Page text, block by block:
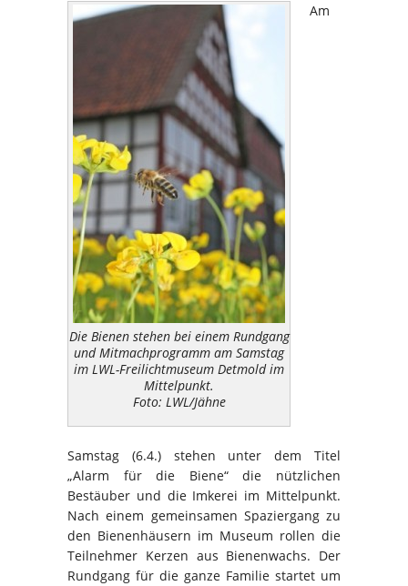
Die Bienen stehen bei einem Rundgang
und Mitmachprogramm am Samstag
im LWL-Freilichtmuseum Detmold im
Mittelpunkt.
Foto: LWL/Jähne
Am
Samstag (6.4.) stehen unter dem Titel
„Alarm für die Biene“ die nützlichen
Bestäuber und die Imkerei im Mittelpunkt.
Nach einem gemeinsamen Spaziergang zu
den Bienenhäusern im Museum rollen die
Teilnehmer Kerzen aus Bienenwachs. Der
Rundgang für die ganze Familie startet um